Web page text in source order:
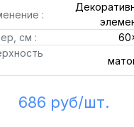
:
см :
686 руб/шт.